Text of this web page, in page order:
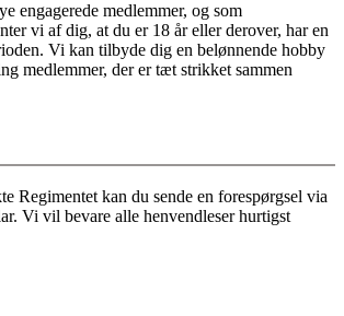
engagerede medlemmer, og som
vi af dig, at du er 18 år eller derover, har en
Vi kan tilbyde dig en belønnende hobby
medlemmer, der er tæt strikket sammen
Regimentet kan du sende en forespørgsel via
Vi vil bevare alle henvendleser hurtigst